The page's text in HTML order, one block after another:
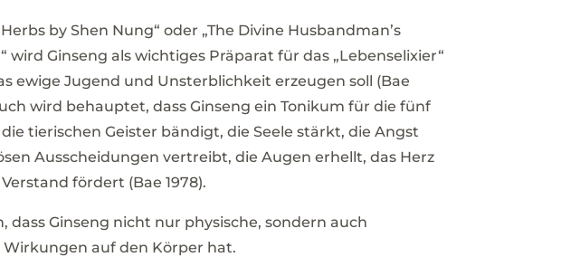
by Shen Nung“ oder „The Divine Husbandman’s
wird Ginseng als wichtiges Präparat für das „Lebenselixier“
ewige Jugend und Unsterblichkeit erzeugen soll (Bae
wird behauptet, dass Ginseng ein Tonikum für die fünf
tierischen Geister bändigt, die Seele stärkt, die Angst
Ausscheidungen vertreibt, die Augen erhellt, das Herz
fördert (Bae 1978).
dass Ginseng nicht nur physische, sondern auch
auf den Körper hat.